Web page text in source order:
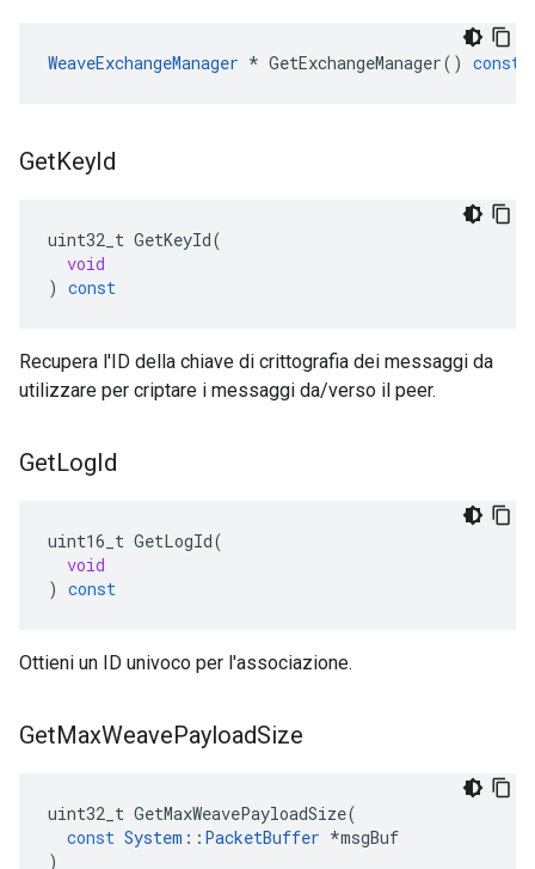
WeaveExchangeManager * GetExchangeManager() const
GetKeyId
uint32_t GetKeyId(
void
) const
Recupera l'ID della chiave di crittografia dei messaggi da
utilizzare per criptare i messaggi da/verso il peer.
GetLogId
uint16_t GetLogId(
void
) const
Ottieni un ID univoco per l'associazione.
GetMaxWeavePayloadSize
uint32_t GetMaxWeavePayloadSize(
const System :: PacketBuffer *msgBuf
)